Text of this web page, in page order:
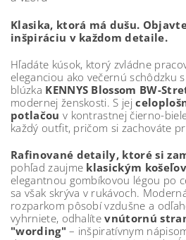
Klasika, ktorá má dušu.
inšpiráciu v každom detaile.
Hľadáte kúsok, ktorý zvládne
eleganciou ako večernú schôdzku
blúzka KENNYS Blossom BW-
modernej ženskosti. S jej
potlačou v kontrastnej čierno-
každý outfit, pričom si zachováte
Rafinované detaily, ktoré si
pohľad zaujme klasickým
elegantnou gombíkovou légou po
sa však skrýva v rukávoch.
rozparkom pôsobí vzdušne a
vyhrniete, odhalítevnútornú
"wording" – inšpiratívnym